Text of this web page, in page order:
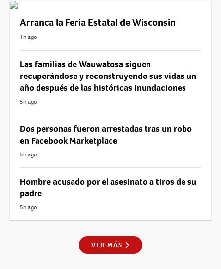
Arranca la Feria Estatal de Wisconsin
1h ago
Las familias de Wauwatosa siguen
recuperándose y reconstruyendo sus vidas un
año después de las históricas inundaciones
5h ago
Dos personas fueron arrestadas tras un robo
en Facebook Marketplace
5h ago
Hombre acusado por el asesinato a tiros de su
padre
5h ago
VER MÁS